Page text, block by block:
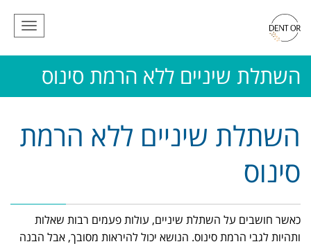
תפריט
השתלת שיניים ללא הרמת סינוס
השתלת שיניים ללא הרמת
סינוס
כאשר חושבים על השתלת שיניים, עולות פעמים רבות שאלות
ותהיות לגבי הרמת סינוס. הנושא יכול להיראות מסובך, אבל הבנה